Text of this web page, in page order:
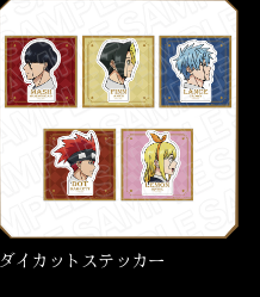
ダイカットステッカー